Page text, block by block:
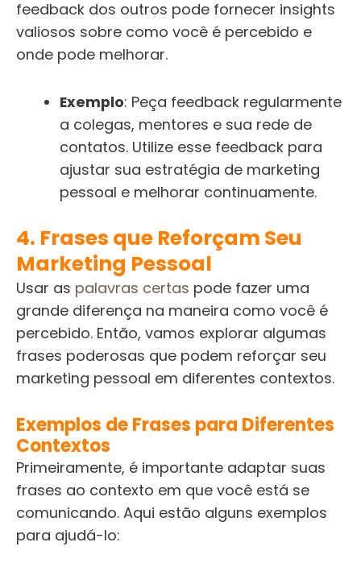
feedback dos outros pode fornecer insights
valiosos sobre como você é percebido e
onde pode melhorar.
Exemplo: Peça feedback regularmente
a colegas, mentores e sua rede de
contatos. Utilize esse feedback para
ajustar sua estratégia de marketing
pessoal e melhorar continuamente.
4. Frases que Reforçam Seu
Marketing Pessoal
Usar as palavras certas pode fazer uma
grande diferença na maneira como você é
percebido. Então, vamos explorar algumas
frases poderosas que podem reforçar seu
marketing pessoal em diferentes contextos.
Exemplos de Frases para Diferentes
Contextos
Primeiramente, é importante adaptar suas
frases ao contexto em que você está se
comunicando. Aqui estão alguns exemplos
para ajudá-lo: